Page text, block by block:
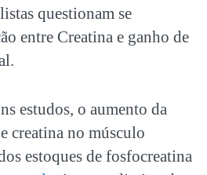
questionam se
entre Creatina e ganho de
estudos, o aumento da
creatina no músculo
estoques de fosfocreatina